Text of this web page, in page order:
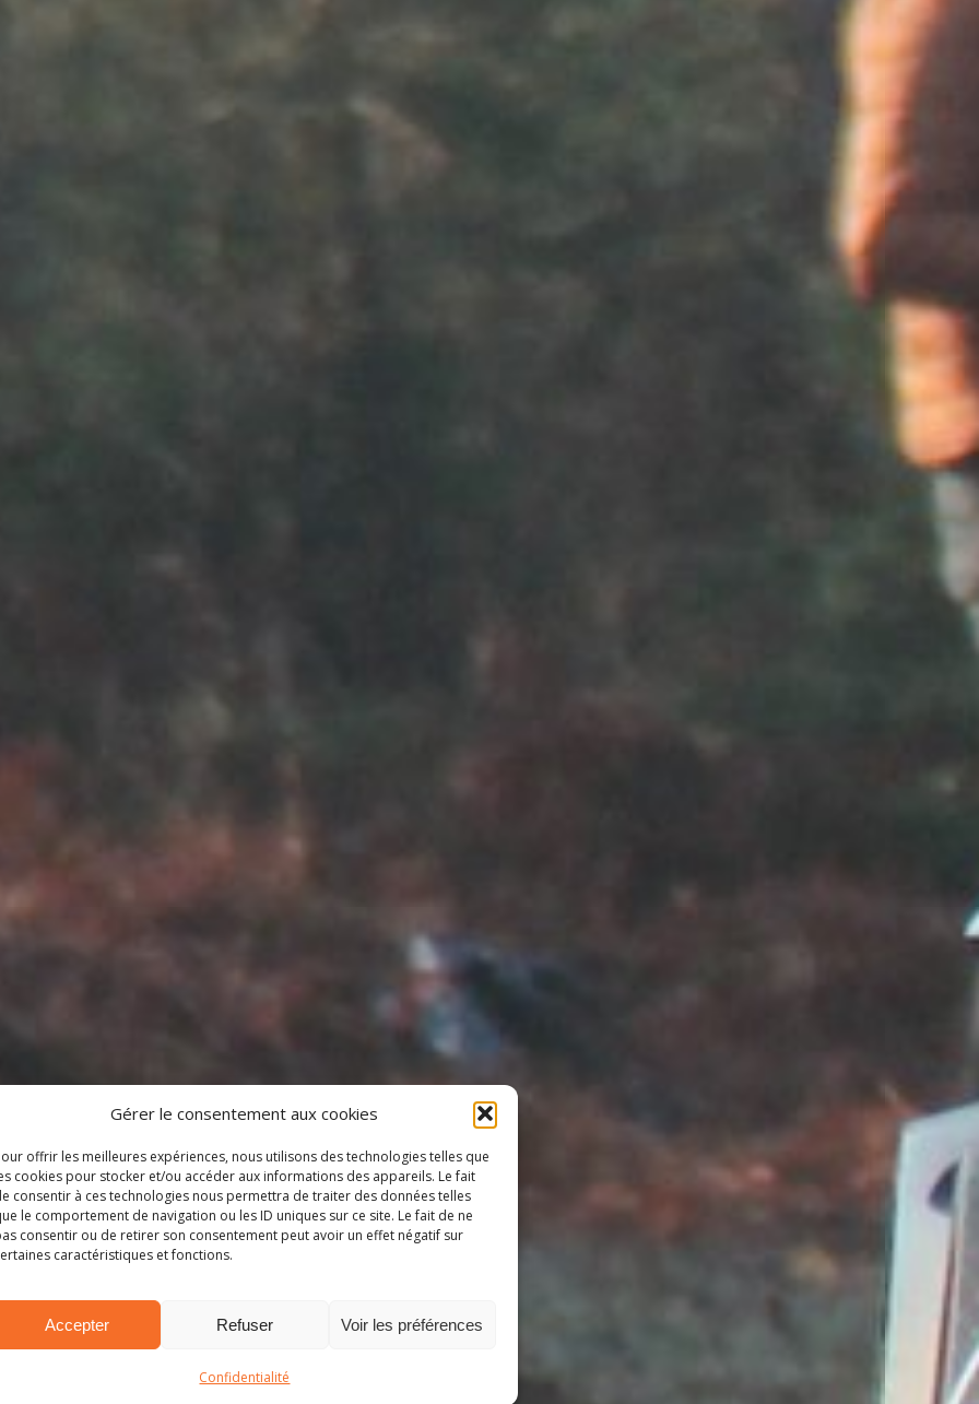
Gérer le consentement aux cookies
offrir les meilleures expériences, nous utilisons des technologies telles que
cookies pour stocker et/ou accéder aux informations des appareils. Le fait
consentir à ces technologies nous permettra de traiter des données telles
le comportement de navigation ou les ID uniques sur ce site. Le fait de ne
consentir ou de retirer son consentement peut avoir un effet négatif sur
caractéristiques et fonctions.
Accepter Refuser Voir les préférences
Confidentialité